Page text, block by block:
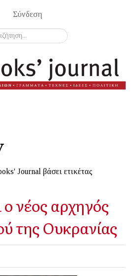
Σύνδεση
Journal βάσει ετικέτας
ο νέος αρχηγός
της Ουκρανίας